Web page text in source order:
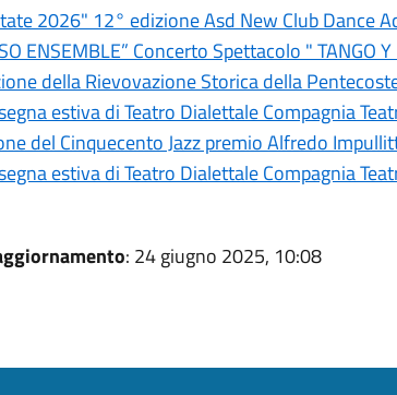
2026" 12° edizione Asd New Club Dance
ENSEMBLE” Concerto Spettacolo " TANGO
della Rievovazione Storica della
estiva di Teatro Dialettale Compagnia
del Cinquecento Jazz premio Alfredo
estiva di Teatro Dialettale Compagnia
: 24 giugno 2025, 10:08